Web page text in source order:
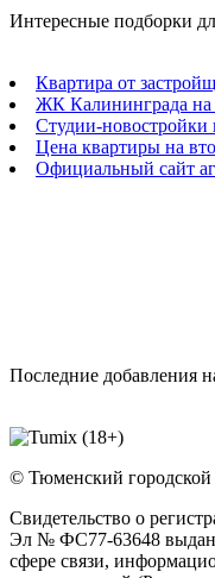
Интересные подборки
Квартира от
ЖК Калининграда на
Студии-новостройки
Цена квартиры на
Официальный сайт
Последние добавления
© Тюменский городской
Свидетельство о
Эл № ФС77-63648
сфере связи,